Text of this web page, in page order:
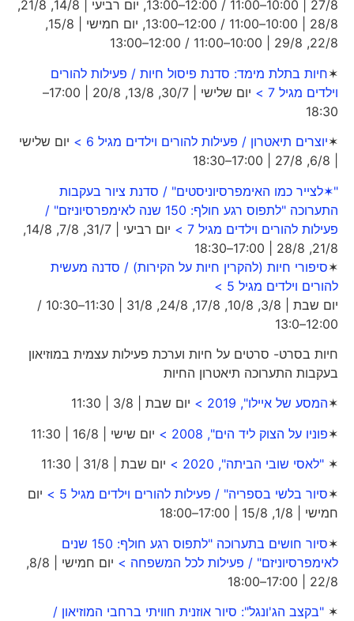
27/8 | 10:00–11:00 / 12:00–13:00, יום רביעי | 14/8, 21/8,
28/8 | 10:00–11:00 / 12:00–13:00, יום חמישי | 15/8,
22/8, 29/8 | 10:00–11:00 / 12:00–13:00
חיות בתלת מימד: סדנת פיסול חיות / פעילות להורים
וילדים מגיל 7 >
יום שלישי | 30/7, 13/8, 20/8 | 17:00–
18:30
יוצרים תיאטרון / פעילות להורים וילדים מגיל 6 >
יום שלישי
"✶לצייר כמו האימפרסיוניסטים" / סדנת ציור בעקבות
התערוכה "לתפוס רגע חולף: 150 שנה לאימפרסיוניזם" /
פעילות להורים וילדים מגיל 7 >
יום רביעי | 31/7, 7/8, 14/8,
21/8, 28/8 | 17:00–18:30
סיפורי חיות (להקרין חיות על הקירות) / סדנה מעשית
להורים וילדים מגיל 5 >
יום שבת | 3/8, 10/8, 17/8, 24/8, 31/8 | 11:30–10:30 /
12:00–13:0
חיות בסרט- סרטים על חיות וערכת פעילות עצמית במוזיאון
בעקבות התערוכה תיאטרון החיות
המסע של איילו", 2019 >
יום שבת | 3/8 | 11:30
פוניו על הצוק ליד הים", 2008 >
יום שישי | 16/8 | 11:30
"לאסי שובי הביתה", 2020 >
יום שבת | 31/8 | 11:30
סיור בלשי בספריה" / פעילות להורים וילדים מגיל 5 >
יום
חמישי | 1/8, 15/8 | 17:00–18:00
סיור חושים בתערוכה "לתפוס רגע חולף: 150 שנים
לאימפרסיוניזם" / פעילות לכל המשפחה >
יום חמישי | 8/8,
22/8 | 17:00–18:00
"בקצב הג'ונגל": סיור אוזנית חוויתי ברחבי המוזיאון /